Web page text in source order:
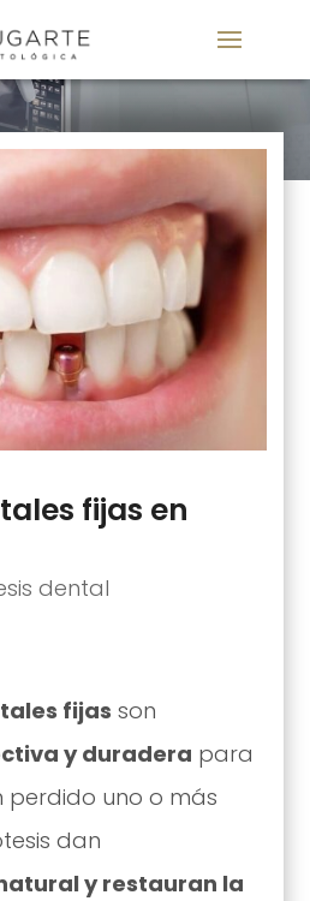
fijas en
dental
fijas son
y duradera para
perdido uno o más
dan
y restauran la